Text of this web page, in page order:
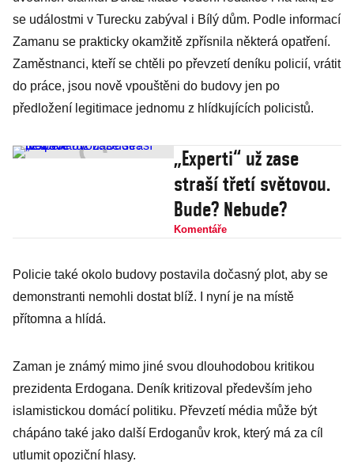
se událostmi v Turecku zabýval i Bílý dům. Podle informací
Zamanu se prakticky okamžitě zpřísnila některá opatření.
Zaměstnanci, kteří se chtěli po převzetí deníku policií, vrátit
do práce, jsou nově vpouštěni do budovy jen po
předložení legitimace jednomu z hlídkujících policistů.
„Experti“ už zase
straší třetí světovou.
Bude? Nebude?
Komentáře
Policie také okolo budovy postavila dočasný plot, aby se
demonstranti nemohli dostat blíž. I nyní je na místě
přítomna a hlídá.
Zaman je známý mimo jiné svou dlouhodobou kritikou
prezidenta Erdogana. Deník kritizoval především jeho
islamistickou domácí politiku. Převzetí média může být
chápáno také jako další Erdoganův krok, který má za cíl
utlumit opoziční hlasy.